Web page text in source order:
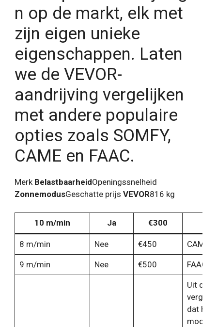
n op de markt, elk met
zijn eigen unieke
eigenschappen. Laten
we de VEVOR-
aandrijving vergelijken
met andere populaire
opties zoals SOMFY,
CAME en FAAC.
Merk BelastbaarheidOpeningssnelheid
ZonnemodusGeschatte prijs VEVOR816 kg
10 m/min Ja €300
8 m/min Nee €450 CAME
9 m/min Nee €500 FAAC
Uit deze
dat het
model